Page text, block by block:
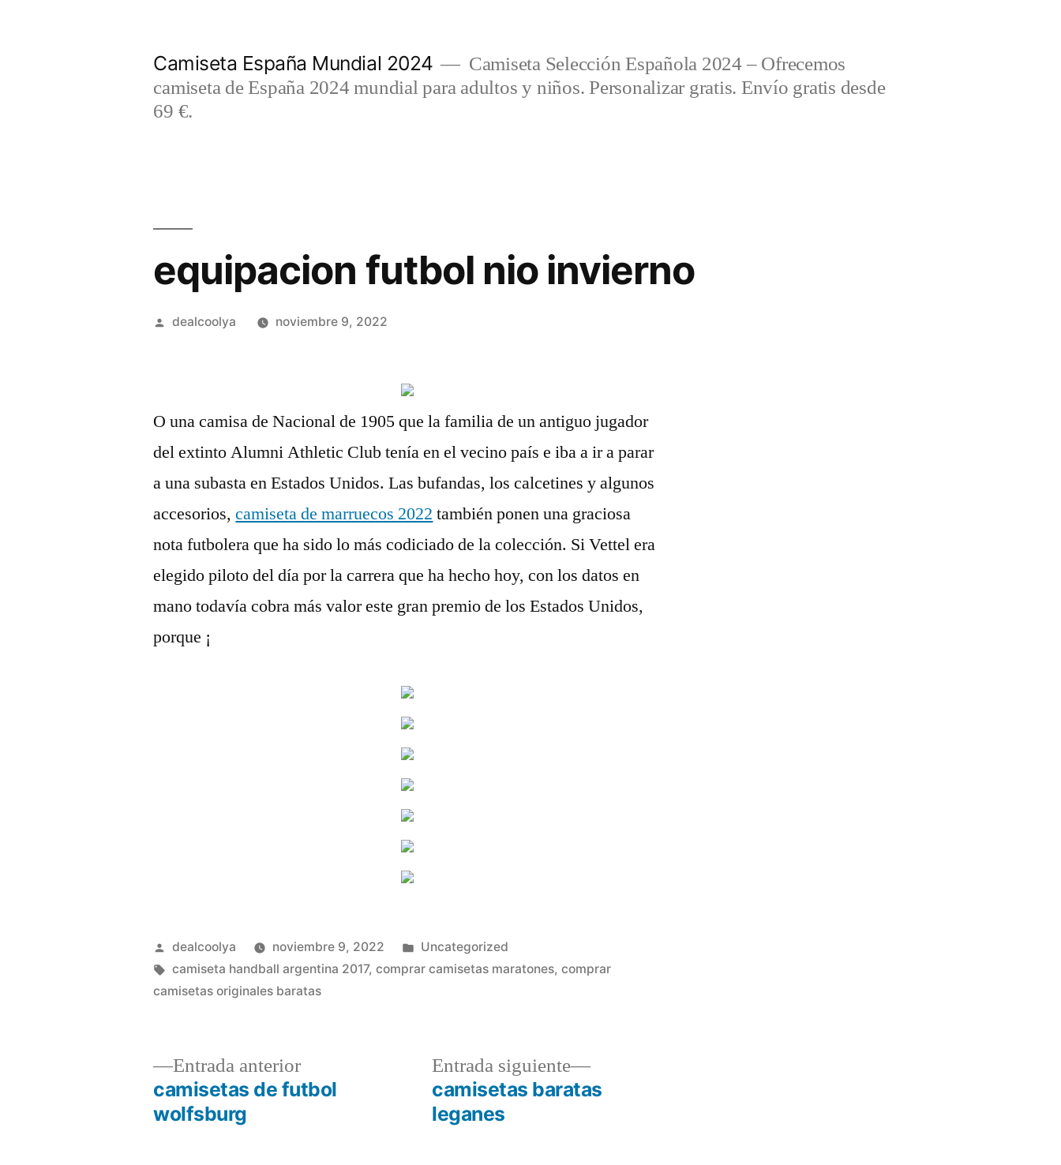
Camiseta España Mundial 2024
Camiseta Selección Española 2024 – Ofrecemos
camiseta de España 2024 mundial para adultos y niños. Personalizar gratis. Envío gratis desde
69 €.
equipacion futbol nio invierno
Publicado
dealcoolya noviembre 9, 2022
O una camisa de Nacional de 1905 que la familia de un antiguo jugador
del extinto Alumni Athletic Club tenía en el vecino país e iba a ir a parar
a una subasta en Estados Unidos. Las bufandas, los calcetines y algunos
accesorios,camiseta de marruecos 2022 también ponen una graciosa
nota futbolera que ha sido lo más codiciado de la colección. Si Vettel era
elegido piloto del día por la carrera que ha hecho hoy, con los datos en
mano todavía cobra más valor este gran premio de los Estados Unidos,
porque ¡
Publicado
por
dealcoolya noviembre 9, 2022
Publicado
en
Uncategorized
Etiquetas:
camiseta handball argentina 2017,comprar camisetas maratones,comprar
camisetas originales baratas
Navegación
Entrada anteriorEntrada
anterior:
camisetas de futbol
wolfsburg
Entrada siguiente
Entrada
siguiente:
camisetas baratas
leganes